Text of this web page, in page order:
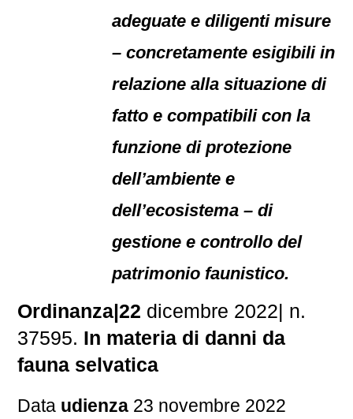
adeguate e diligenti misure
– concretamente esigibili in
relazione alla situazione di
fatto e compatibili con la
funzione di protezione
dell’ambiente e
dell’ecosistema – di
gestione e controllo del
patrimonio faunistico.
Ordinanza|22 dicembre 2022| n.
37595. In materia di danni da
fauna selvatica
Data udienza 23 novembre 2022